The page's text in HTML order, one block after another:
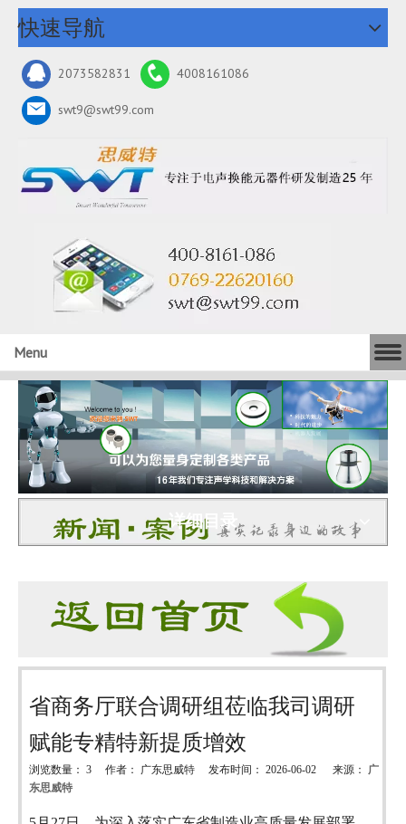
快速导航
2073582831 4008161086
swt9@swt99.com
Menu
详细目录
省商务厅联合调研组莅临我司调研
赋能专精特新提质增效
浏览数量： 3 作者： 广东思威特 发布时间： 2026-06-02 来源： 广
东思威特